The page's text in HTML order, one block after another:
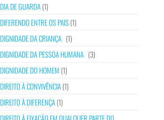
DIA DE GUARDA(1)
DIFERENDO ENTRE OS PAIS(1)
DIGNIDADE DA CRIANÇA (1)
DIGNIDADE DA PESSOA HUMANA (3)
DIGNIDADE DO HOMEM (1)
DIREITO À CONVIVÊNCIA(1)
DIREITO À DIFERENÇA(1)